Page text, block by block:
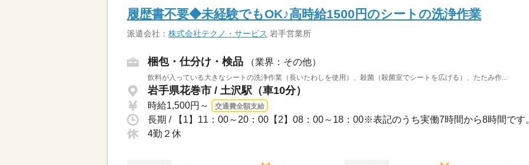
履歴書不要◆未経験でもOK♪高時給1500円のシートの洗浄作業
派遣会社： 株式会社テクノ・サービス 岩手営業所
梱包・仕分け・検品 （業界：その他）
飲料が入っている大きなシートの洗浄作業（長いたわしを使用）、殺菌（殺菌室でシートを広げる）、たたみ作...
岩手県花巻市 / 土沢駅（車10分）
時給1,500円～ 交通費全額支給
長期 / 【1】11：00～20：00【2】08：00～18：00※表記のうち実働7時間から8時間です
4勤２休